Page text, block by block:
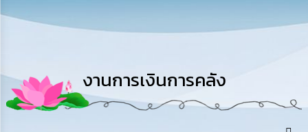
รู้
งาน
งานการเงินการคลัง